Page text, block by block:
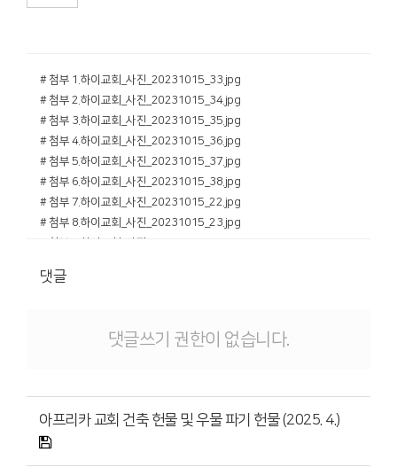
# 첨부 1.하이교회_사진_20231015_33.jpg
# 첨부 2.하이교회_사진_20231015_34.jpg
# 첨부 3.하이교회_사진_20231015_35.jpg
# 첨부 4.하이교회_사진_20231015_36.jpg
# 첨부 5.하이교회_사진_20231015_37.jpg
# 첨부 6.하이교회_사진_20231015_38.jpg
# 첨부 7.하이교회_사진_20231015_22.jpg
# 첨부 8.하이교회_사진_20231015_23.jpg
# 첨부 11.하이교회_사진_20231015_26.jpg
# 첨부 14.하이교회_사진_20231015_29.jpg
# 첨부 18.하이교회_사진_20231015_12.jpg
# 첨부 19.하이교회_사진_20231015_13.jpg
# 첨부 20.하이교회_사진_20231015_14.jpg
댓글
댓글쓰기 권한이 없습니다.
아프리카 교회 건축 헌물 및 우물 파기 헌물 (2025. 4.)